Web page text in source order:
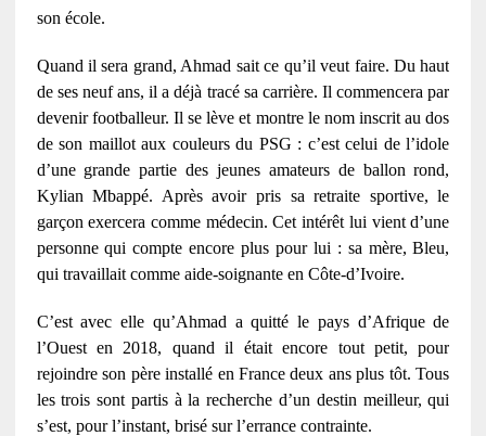
son école.
Quand il sera grand, Ahmad sait ce qu’il veut faire. Du haut
de ses neuf ans, il a déjà tracé sa carrière. Il commencera par
devenir footballeur. Il se lève et montre le nom inscrit au dos
de son maillot aux couleurs du PSG : c’est celui de l’idole
d’une grande partie des jeunes amateurs de ballon rond,
Kylian Mbappé. Après avoir pris sa retraite sportive, le
garçon exercera comme médecin. Cet intérêt lui vient d’une
personne qui compte encore plus pour lui : sa mère, Bleu,
qui travaillait comme aide-soignante en Côte-d’Ivoire.
C’est avec elle qu’Ahmad a quitté le pays d’Afrique de
l’Ouest en 2018, quand il était encore tout petit, pour
rejoindre son père installé en France deux ans plus tôt. Tous
les trois sont partis à la recherche d’un destin meilleur, qui
s’est, pour l’instant, brisé sur l’errance contrainte.